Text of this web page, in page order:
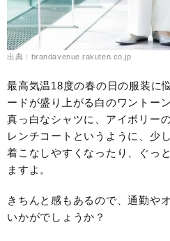
出典：brandavenue.rakuten.co.jp
最高気温18度の春の日の服装に
ードが盛り上がる白のワントー
真っ白なシャツに、アイボリー
レンチコートというように、少
着こなしやすくなったり、ぐっ
ますよ。
きちんと感もあるので、通勤や
いかがでしょうか？